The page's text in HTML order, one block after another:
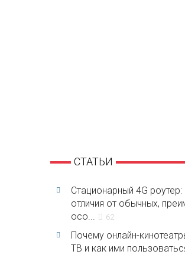
СТАТЬИ
Стационарный 4G роутер:
отличия от обычных,
осо...
62
Почему онлайн-
ТВ и как ими